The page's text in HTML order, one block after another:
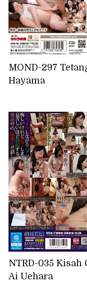
MOND-297
Hayama
NTRD-035 Kisah
Ai Uehara